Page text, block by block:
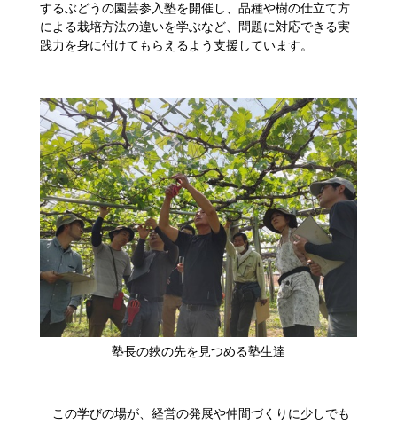
するぶどうの園芸参入塾を開催し、品種や樹の仕立て方
による栽培方法の違いを学ぶなど、問題に対応できる実
践力を身に付けてもらえるよう支援しています。
​塾長の鋏の先を見つめる塾生達
この学びの場が、経営の発展や仲間づくりに少しでも